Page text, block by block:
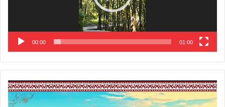
00:00 01:00
Video
Player